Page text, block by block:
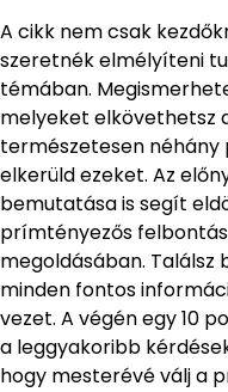
A cikk nem csak
szeretnék elmélyíteni
témában.
melyeket elkövethetsz
természetesen néhány
elkerüld ezeket. Az
bemutatása is segít
prímtényezős
megoldásában.
minden fontos
vezet. A végén egy 10
a leggyakoribb
hogy mesterévé válj a